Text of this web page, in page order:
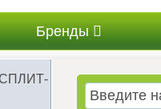
Бренды